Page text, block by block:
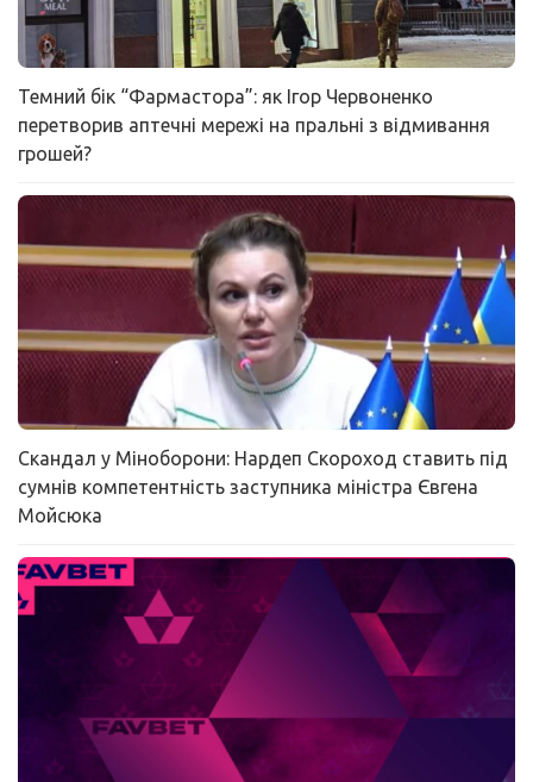
Темний бік “Фармастора”: як Ігор Червоненко
перетворив аптечні мережі на пральні з відмивання
грошей?
Скандал у Міноборони: Нардеп Скороход ставить під
сумнів компетентність заступника міністра Євгена
Мойсюка